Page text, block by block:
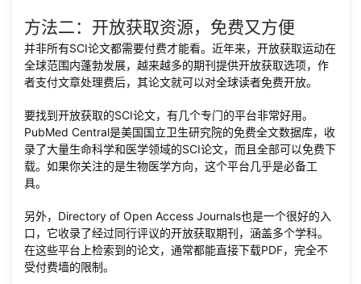
方法二：开放获取资源，免费又方便
并非所有SCI论文都需要付费才能看。近年来，开放获取运动在
全球范围内蓬勃发展，越来越多的期刊提供开放获取选项，作
者支付文章处理费后，其论文就可以对全球读者免费开放。
要找到开放获取的SCI论文，有几个专门的平台非常好用。
PubMed Central是美国国立卫生研究院的免费全文数据库，收
录了大量生命科学和医学领域的SCI论文，而且全部可以免费下
载。如果你关注的是生物医学方向，这个平台几乎是必备工
具。
另外，Directory of Open Access Journals也是一个很好的入
口，它收录了经过同行评议的开放获取期刊，涵盖多个学科。
在这些平台上检索到的论文，通常都能直接下载PDF，完全不
受付费墙的限制。